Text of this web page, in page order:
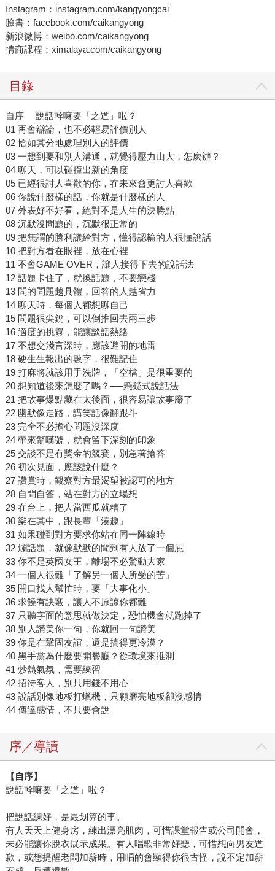
Instagram：instagram.com/kangyongcai
臉書：facebook.com/caikangyong
新浪微博：weibo.com/caikangyong
情商課程：ximalaya.com/caikangyong
目錄
自序 說話幹嘛要「之道」啦？
01 再會辯論，也不必輕易評價別人
02 恰如其分地處理別人的評價
03 一想到要和別人溝通，就覺得壓力山大，怎麽辦？
04 聊天，可以碰撞出新的角度
05 已經很討人喜歡的你，在未來會更討人喜歡
06 你說什麼樣的話，你就是什麼樣的人
07 外表好不好看，絕對不是人生的決勝點
08 沉默沒問題的，沉默很正常的
09 把無謂的勝利讓給對方，懂得認輸的人很懂說話
10 把對方看在眼裡，放在心裡
11 不會GAME OVER，讓人接得下去的說話法
12 話題卡住了，就換話題，不要戀棧
13 問的問題越具體，回答的人越省力
14 聊天時，每個人都想聊自己
15 問題很尖銳，可以倒推回去兩三步
16 適度的挑釁，能讓談話熱絡
17 不想交淺言深時，應該避開的地雷
18 硬生生報出的數字，很難記住
19 打麻將就該用手洗牌，「空檔」是很重要的
20 想知道後來怎麼了嗎？──懸疑式說話法
21 把故事爆點藏在太後面，很容易讓故事廢了
22 幽默像走路，講笑話像翻跟斗
23 完全不必擔心問題沒深度
24 帶來驚嘆號，就會留下深刻的印象
25 交談不是有獎金的競賽，別急著搶答
26 初次見面，應該說什麼？
27 讚賞時，觀察對方最渴望被認可的地方
28 自問自答，站在對方的立場想
29 在台上，把人當西瓜就糟了
30 樂在其中，跟長輩「湊趣」
31 如果碰到對方要求你站在同一陣線時
32 爛話題，就像默默的聞到有人放了一個屁
33 你不是英國女王，離場不必驚動大家
34 一個人很難「了解另一個人所受的苦」
35 開口找人幫忙時，要「大事化小」
36 求饒有訣竅，讓人不原諒你都難
37 只聽字面的意思就做決定，恐怕機會就跑掉了
38 別人讚美你一句，你就回一句讚美
39 你是在鞏固友誼，還是搞得更冷漠？
40 黑手黨為什麼要開餐廳？從環境來推測
41 炒熱氣氛，需要練習
42 招待客人，別只用錢不用心
43 說話別像地板打蠟機，只顧磨亮地板卻沒感情
44 傳達感情，不只要會說
序／導讀
【自序】
說話幹嘛要「之道」啦？
把說話練好，是最划算的事。
有人天天上健身房，練出漂亮肌肉，可惜課堂報告或公司開會，
未必能讓你脫衣展示成果。有人唱歌非常好聽，可惜想向男友道
歉，或想提醒老闆加薪時，用唱的會顯得你很古怪，說不定加薪